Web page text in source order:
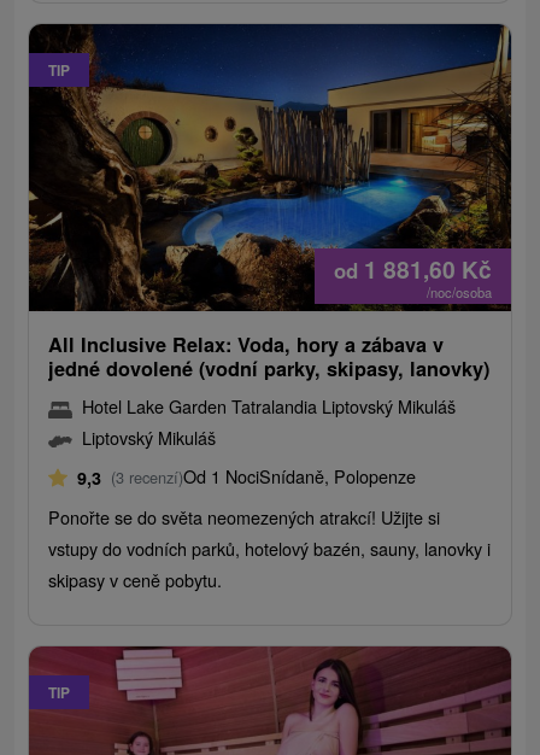
TIP
od 1 881,60 Kč
/noc/osoba
All Inclusive Relax: Voda, hory a zábava v
jedné dovolené (vodní parky, skipasy, ​​lanovky)
Hotel Lake Garden Tatralandia Liptovský Mikuláš
Liptovský Mikuláš
9,3 (3 recenzí)Od 1 NociSnídaně, Polopenze
Ponořte se do světa neomezených atrakcí! Užijte si
vstupy do vodních parků, hotelový bazén, sauny, lanovky i
skipasy v ceně pobytu.
TIP